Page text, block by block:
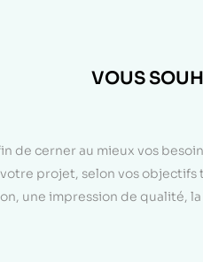
VOUS
de cerner au mieux vos
projet, selon vos
une impression de qualité,